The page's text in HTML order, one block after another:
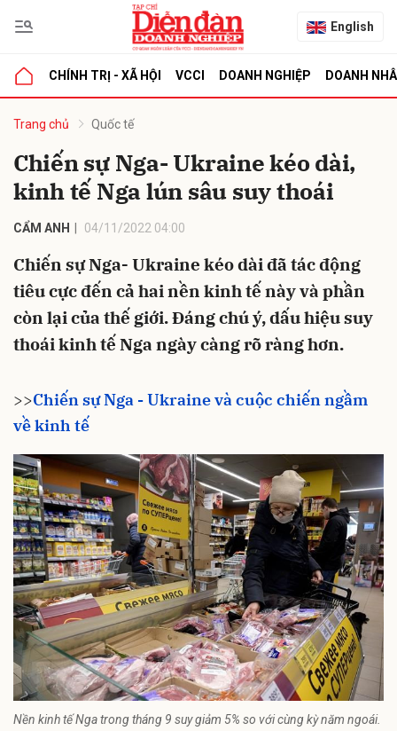
English
CHÍNH TRỊ - XÃ HỘI VCCI DOANH NGHIỆP DOANH
Trang chủ Quốc tế
Chiến sự Nga- Ukraine kéo dài,
kinh tế Nga lún sâu suy thoái
CẨM ANH 04/11/2022 04:00
Chiến sự Nga- Ukraine kéo dài đã tác động
tiêu cực đến cả hai nền kinh tế này và phần
còn lại của thế giới. Đáng chú ý, dấu hiệu suy
thoái kinh tế Nga ngày càng rõ ràng hơn.
>>Chiến sự Nga - Ukraine và cuộc chiến ngầm
về kinh tế
Nền kinh tế Nga trong tháng 9 suy giảm 5% so với cùng kỳ năm ngoái.
luận
Hủy